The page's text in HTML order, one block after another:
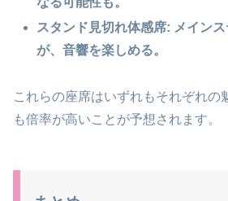
スタンド見切れ体感席: メイン
が、音響を楽しめる。
これらの座席はいずれもそれぞれの
も倍率が高いことが予想されます。